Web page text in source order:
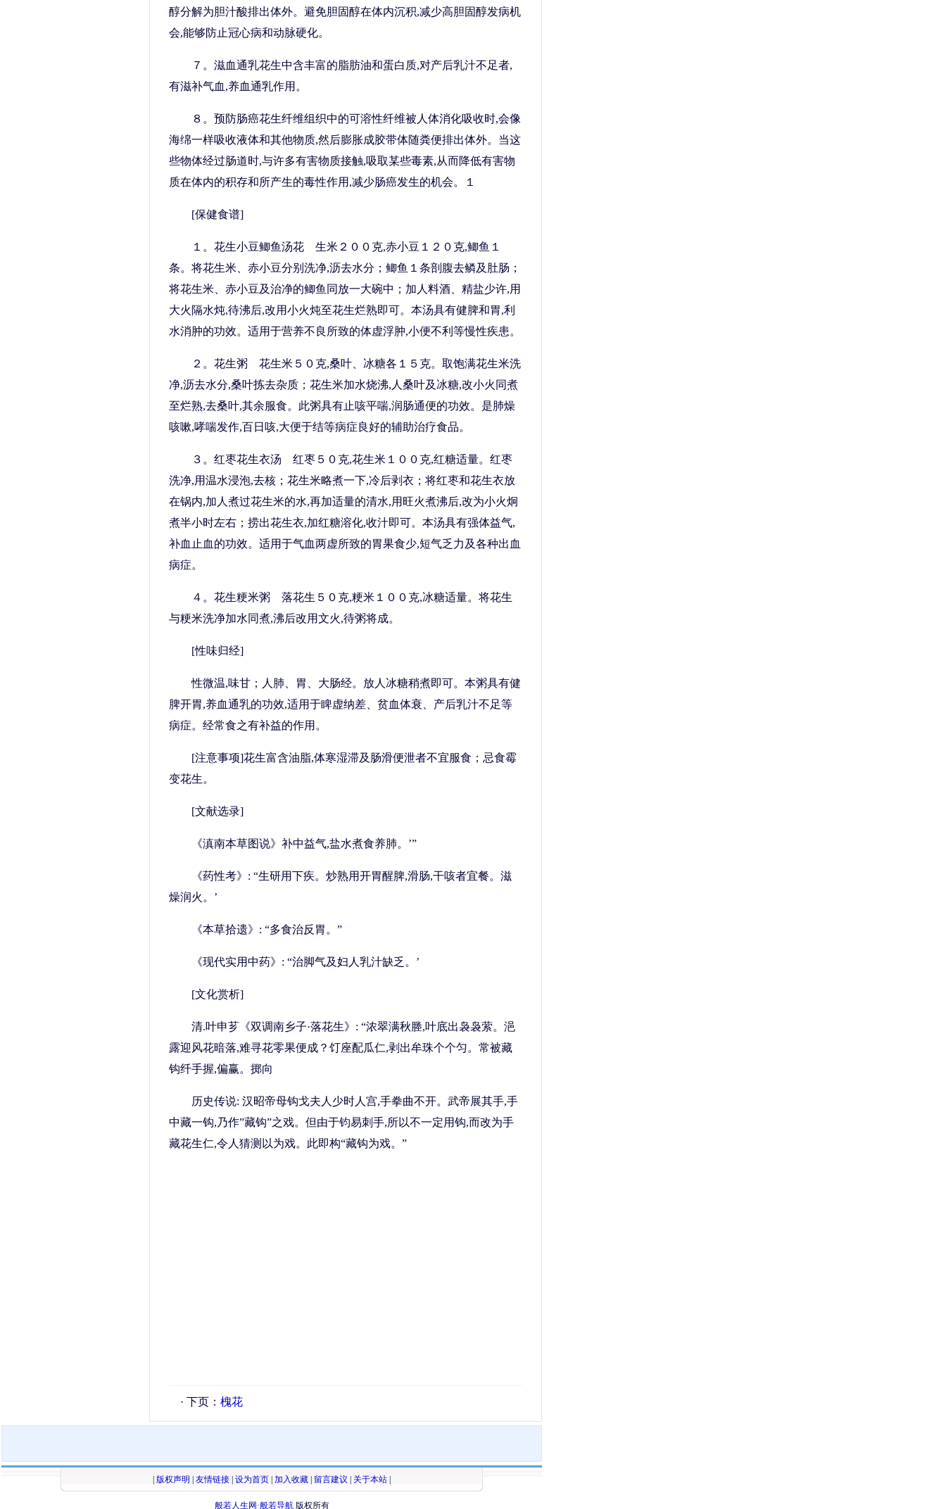
醇分解为胆汁酸排出体外。避免胆固醇在体内沉积,减少高胆固醇发病机
会,能够防止冠心病和动脉硬化。
７。滋血通乳花生中含丰富的脂肪油和蛋白质,对产后乳汁不足者,
有滋补气血,养血通乳作用。
８。预防肠癌花生纤维组织中的可溶性纤维被人体消化吸收时,会像
海绵一样吸收液体和其他物质,然后膨胀成胶带体随粪便排出体外。当这
些物体经过肠道时,与许多有害物质接触,吸取某些毒素,从而降低有害物
质在体内的积存和所产生的毒性作用,减少肠癌发生的机会。１
[保健食谱]
１。花生小豆鲫鱼汤花 生米２００克,赤小豆１２０克,鲫鱼１
条。将花生米、赤小豆分别洗净,沥去水分；鲫鱼１条剖腹去鳞及肚肠；
将花生米、赤小豆及治净的鲫鱼同放一大碗中；加人料酒、精盐少许,用
大火隔水炖,待沸后,改用小火炖至花生烂熟即可。本汤具有健脾和胃,利
水消肿的功效。适用于营养不良所致的体虚浮肿,小便不利等慢性疾患。
２。花生粥 花生米５０克,桑叶、冰糖各１５克。取饱满花生米洗
净,沥去水分,桑叶拣去杂质；花生米加水烧沸,人桑叶及冰糖,改小火同煮
至烂熟,去桑叶,其余服食。此粥具有止咳平喘,润肠通便的功效。是肺燥
咳嗽,哮喘发作,百日咳,大便于结等病症良好的辅助治疗食品。
３。红枣花生衣汤 红枣５０克,花生米１００克,红糖适量。红枣
洗净,用温水浸泡,去核；花生米略煮一下,冷后剥衣；将红枣和花生衣放
在锅内,加人煮过花生米的水,再加适量的清水,用旺火煮沸后,改为小火炯
煮半小时左右；捞出花生衣,加红糖溶化,收汁即可。本汤具有强体益气,
补血止血的功效。适用于气血两虚所致的胃果食少,短气乏力及各种出血
病症。
４。花生粳米粥 落花生５０克,粳米１００克,冰糖适量。将花生
与粳米洗净加水同煮,沸后改用文火,待粥将成。
[性味归经]
性微温,味甘；人肺、胃、大肠经。放人冰糖稍煮即可。本粥具有健
脾开胃,养血通乳的功效,适用于睥虚纳差、贫血体衰、产后乳汁不足等
病症。经常食之有补益的作用。
[注意事项]花生富含油脂,体寒湿滞及肠滑便泄者不宜服食；忌食霉
变花生。
[文献选录]
《滇南本草图说》补中益气,盐水煮食养肺。’”
《药性考》: “生研用下疾。炒熟用开胃醒脾,滑肠,干咳者宜餐。滋
燥润火。’
《本草拾遗》: “多食治反胃。”
《现代实用中药》: “治脚气及妇人乳汁缺乏。’
[文化赏析]
清.叶申芗《双调南乡子·落花生》: “浓翠满秋塍,叶底出袅袅萦。浥
露迎风花暗落,难寻花零果便成？饤座配瓜仁,剥出牟珠个个匀。常被藏
钩纤手握,偏赢。掷向
历史传说: 汉昭帝母钩戈夫人少时人宫,手拳曲不开。武帝展其手,手
中藏一钩,乃作”藏钩”之戏。但由于钧易刺手,所以不一定用钩,而改为手
藏花生仁,令人猜测以为戏。此即构“藏钩为戏。”
· 下页： 槐花
版权声明 友情链接 设为首页 加入收藏 留言建议 关于本站
般若人生网·般若导航版权所有